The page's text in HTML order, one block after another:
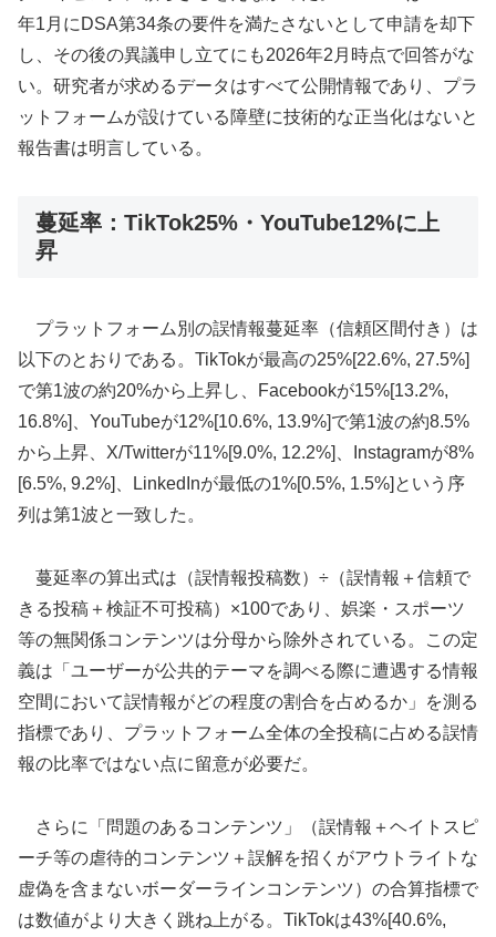
年1月にDSA第34条の要件を満たさないとして申請を却下
し、その後の異議申し立てにも2026年2月時点で回答がな
い。研究者が求めるデータはすべて公開情報であり、プラ
ットフォームが設けている障壁に技術的な正当化はないと
報告書は明言している。
蔓延率：TikTok25%・YouTube12%に上
昇
プラットフォーム別の誤情報蔓延率（信頼区間付き）は
以下のとおりである。TikTokが最高の25%[22.6%, 27.5%]
で第1波の約20%から上昇し、Facebookが15%[13.2%,
16.8%]、YouTubeが12%[10.6%, 13.9%]で第1波の約8.5%
から上昇、X/Twitterが11%[9.0%, 12.2%]、Instagramが8%
[6.5%, 9.2%]、LinkedInが最低の1%[0.5%, 1.5%]という序
列は第1波と一致した。
蔓延率の算出式は（誤情報投稿数）÷（誤情報＋信頼で
きる投稿＋検証不可投稿）×100であり、娯楽・スポーツ
等の無関係コンテンツは分母から除外されている。この定
義は「ユーザーが公共的テーマを調べる際に遭遇する情報
空間において誤情報がどの程度の割合を占めるか」を測る
指標であり、プラットフォーム全体の全投稿に占める誤情
報の比率ではない点に留意が必要だ。
さらに「問題のあるコンテンツ」（誤情報＋ヘイトスピ
ーチ等の虐待的コンテンツ＋誤解を招くがアウトライトな
虚偽を含まないボーダーラインコンテンツ）の合算指標で
は数値がより大きく跳ね上がる。TikTokは43%[40.6%,